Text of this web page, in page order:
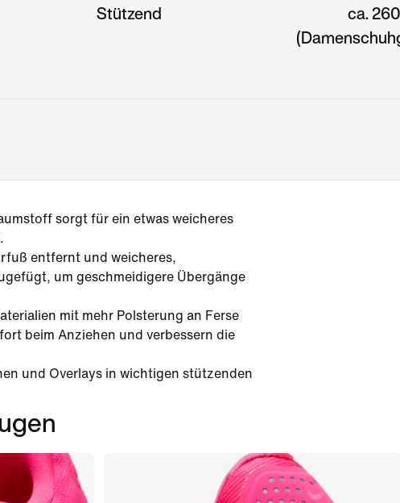
Stützend
ca.
sorgt für ein etwas weicheres
entfernt und weicheres,
um geschmeidigere Übergänge
mit mehr Polsterung an Ferse
beim Anziehen und verbessern die
und Overlays in wichtigen stützenden